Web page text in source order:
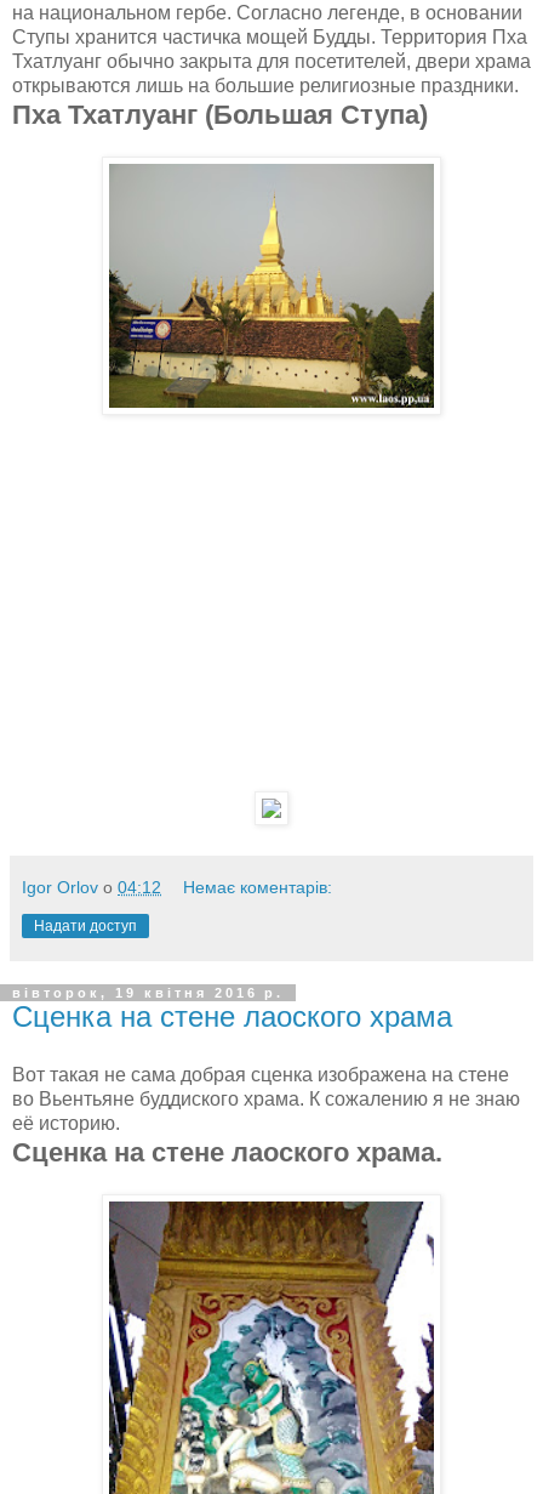
на национальном гербе. Согласно легенде, в основании
Ступы хранится частичка мощей Будды. Территория Пха
Тхатлуанг обычно закрыта для посетителей, двери храма
открываются лишь на большие религиозные праздники.
Пха Тхатлуанг (Большая Ступа)
Igor Orlov о 04:12 Немає коментарів:
Надати доступ
вівторок, 19 квітня 2016 р.
Сценка на стене лаоского храма
Вот такая не сама добрая сценка изображена на стене
во Вьентьяне буддиского храма. К сожалению я не знаю
её историю.
Сценка на стене лаоского храма.